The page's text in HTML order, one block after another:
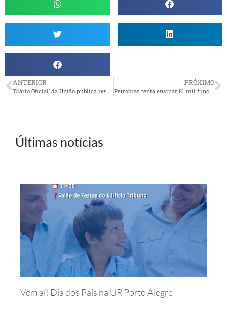
ANTERIOR PRÓXIMO
Petrobras tenta ensinar 81 mil funcionários a evitar corrupção
Últimas notícias
Vem aí! Dia dos Pais na UR Porto Alegre